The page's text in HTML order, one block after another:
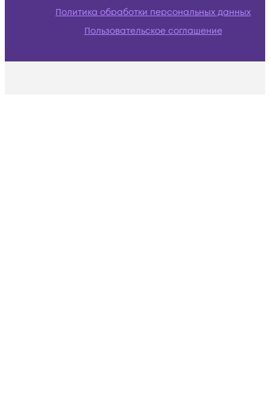
Политика обработки персональных данных
Пользовательское соглашение